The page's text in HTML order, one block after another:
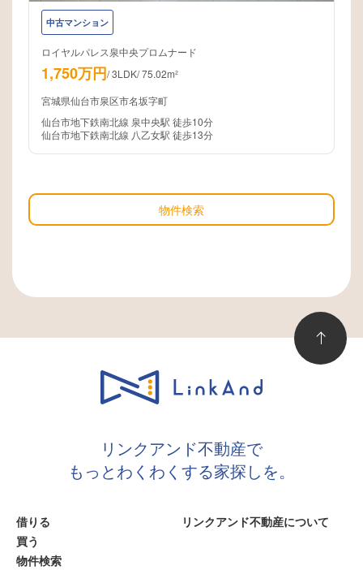
中古マンション
ロイヤルパレス泉中央プロムナード
1,750万円/3LDK/75.02m²
宮城県仙台市泉区市名坂字町
仙台市地下鉄南北線 泉中央駅 徒歩10分
仙台市地下鉄南北線 八乙女駅 徒歩13分
物件検索
リンクアンド不動産で
もっとわくわくする家探しを。
借りる
買う
物件検索
リンクアンド不動産について